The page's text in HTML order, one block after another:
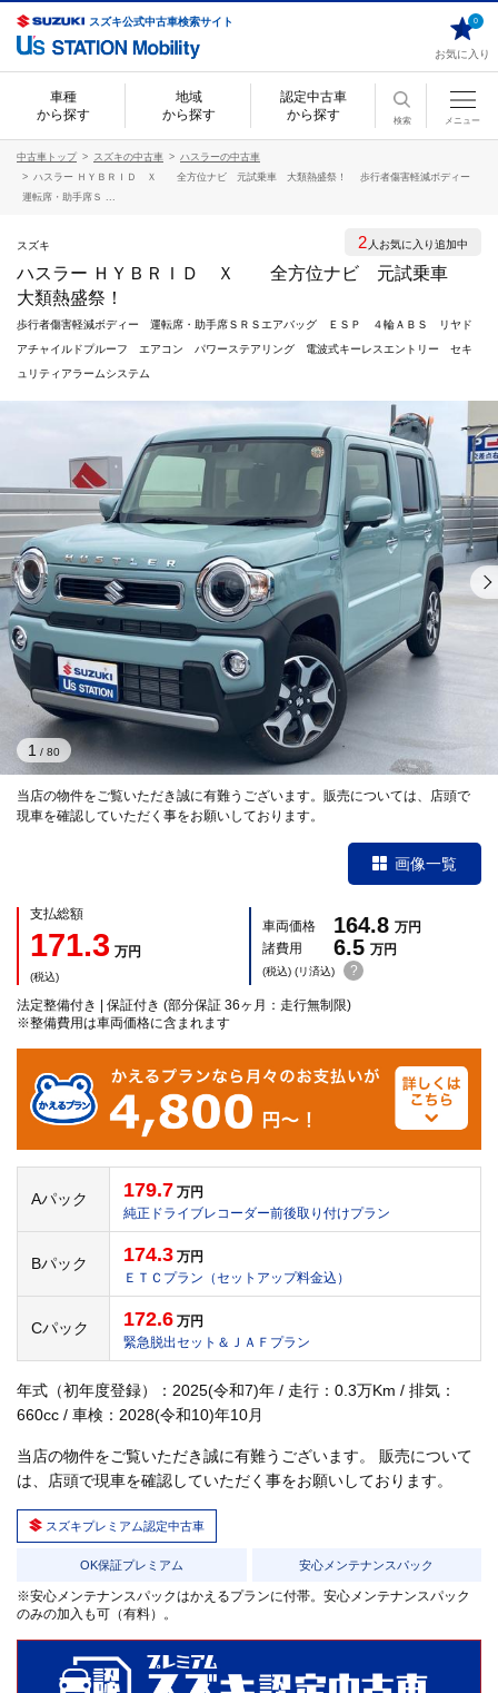
スズキ公式中古車検索サイト
お気に入り
0
車種
から探す
地域
から探す
認定中古車
から探す
検索 メニュー
中古車トップ スズキの中古車
ハスラーの中古車
ハスラー ＨＹＢＲＩＤ Ｘ 全方位ナビ 元試乗車 大類熱盛祭！ 歩行者傷害軽減ボディー
運転席・助手席Ｓ ...
スズキ
ハスラー ＨＹＢＲＩＤ Ｘ 全方位ナビ 元試乗車
大類熱盛祭！
歩行者傷害軽減ボディー 運転席・助手席ＳＲＳエアバッグ ＥＳＰ ４輪ＡＢＳ リヤド
アチャイルドプルーフ エアコン パワーステアリング 電波式キーレスエントリー セキ
ュリティアラームシステム
当店の物件をご覧いただき誠に有難うございます。販売については、店頭で
現車を確認していただく事をお願いしております。
1 / 80
画像一覧
支払総額
171.3 万円
(税込)
車両価格 164.8 万円
諸費用
6.5 万円
(税込) (リ済込) ?
法定整備付き | 保証付き (部分保証 36ヶ月：走行無制限)
※整備費用は車両価格に含まれます
Aパック 179.7 万円
純正ドライブレコーダー前後取り付けプラン
Bパック 174.3 万円
ＥＴＣプラン（セットアップ料金込）
Cパック 172.6 万円
緊急脱出セット＆ＪＡＦプラン
年式（初年度登録）：2025(令和7)年 / 走行：0.3万Km / 排気：
660cc / 車検：2028(令和10)年10月
当店の物件をご覧いただき誠に有難うございます。 販売について
は、店頭で現車を確認していただく事をお願いしております。
スズキプレミアム認定中古車
OK保証プレミアム 安心メンテナンスパック
※安心メンテナンスパックはかえるプランに付帯。安心メンテナンスパック
のみの加入も可（有料）。
2 人お気に入り追加中